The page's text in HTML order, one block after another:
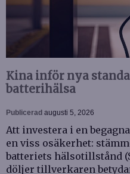
Kina inför nya
batterihälsa
Publicerad augusti 5, 2026
Att investera i en
en viss osäkerhet:
batteriets hälsotillstånd
döljer tillverkaren